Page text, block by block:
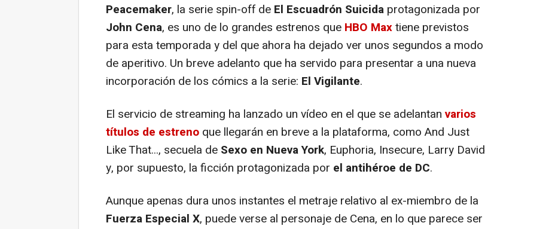
Peacemaker, la serie spin-off de El Escuadrón Suicida protagonizada por
John Cena, es uno de lo grandes estrenos que HBO Maxtiene previstos
para esta temporada y del que ahora ha dejado ver unos segundos a modo
de aperitivo. Un breve adelanto que ha servido para presentar a una nueva
incorporación de los cómics a la serie: El Vigilante.
El servicio de streaming ha lanzado un vídeo en el que se adelantan varios
títulos de estreno que llegarán en breve a la plataforma, como And Just
Like That..., secuela de Sexo en Nueva York, Euphoria, Insecure, Larry David
y, por supuesto, la ficción protagonizada por el antihéroe de DC.
Aunque apenas dura unos instantes el metraje relativo al ex-miembro de la
Fuerza Especial X, puede verse al personaje de Cena, en lo que parece ser